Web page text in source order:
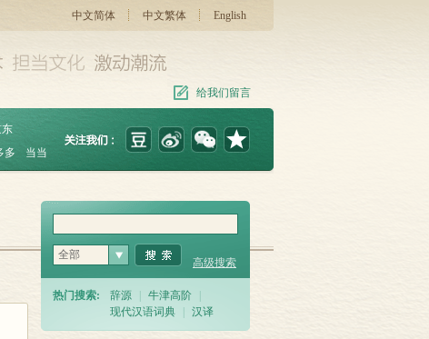
中文简体 中文繁体 English
给我们留言
多 当当
全部
高级搜索
热门搜索: 辞源 牛津高阶
现代汉语词典
汉译